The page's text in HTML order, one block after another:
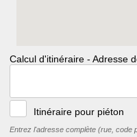
Calcul d'itinéraire - Adresse
Itinéraire pour piéton
Entrez l'adresse complète (rue, code